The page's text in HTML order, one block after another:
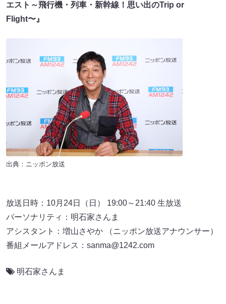
エスト～飛行機・列車・新幹線！思い出のTrip or
Flight〜』
出典：ニッポン放送
放送日時：10月24日（日） 19:00～21:40 生放送
パーソナリティ：明石家さんま
アシスタント：増山さやか （ニッポン放送アナウンサー）
番組メールアドレス：sanma@1242.com
明石家さんま